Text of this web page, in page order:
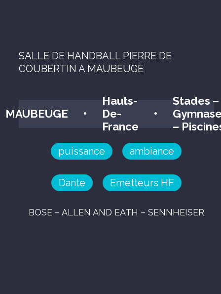
SALLE DE HANDBALL PIERRE DE
COUBERTIN A MAUBEUGE
MAUBEUGE •
Hauts-
De-
France
•
Stades –
–
puissance ambiance
Dante Emetteurs HF
BOSE – ALLEN AND EATH – SENNHEISER